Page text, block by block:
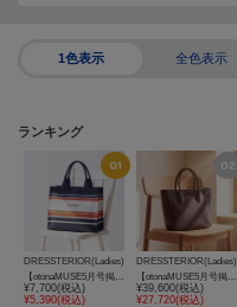
1色表示 全色表示
ランキング
DRESSTERIOR(Ladies)
¥7,700(税込)
¥5,390(税込)
DRESSTERIOR(Ladies)
¥39,600(税込)
¥27,720(税込)